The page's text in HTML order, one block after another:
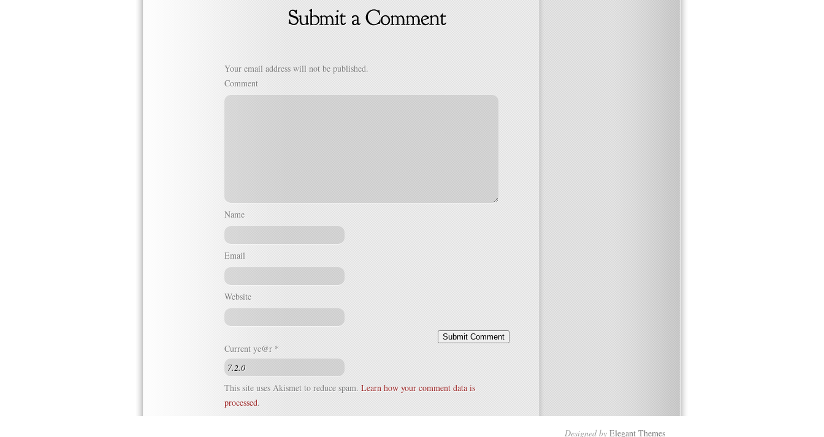
Your email address will not be published.
Comment
Name
Email
Website
Current ye@r *
This site uses Akismet to reduce spam. Learn how your comment data is
processed.
Designed by Elegant Themes